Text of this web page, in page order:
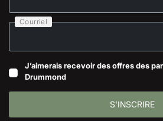
Courriel
J’aimerais recevoir des offres des
Drummond
S'INSCRIRE